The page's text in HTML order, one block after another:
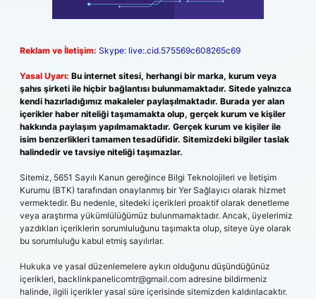
Reklam ve İletişim: Skype: live:.cid.575569c608265c69
Yasal Uyarı: Bu internet sitesi, herhangi bir marka, kurum veya
şahıs şirketi ile hiçbir bağlantısı bulunmamaktadır. Sitede yalnızca
kendi hazırladığımız makaleler paylaşılmaktadır. Burada yer alan
içerikler haber niteliği taşımamakta olup, gerçek kurum ve kişiler
hakkında paylaşım yapılmamaktadır. Gerçek kurum ve kişiler ile
isim benzerlikleri tamamen tesadüfidir. Sitemizdeki bilgiler taslak
halindedir ve tavsiye niteliği taşımazlar.
Sitemiz, 5651 Sayılı Kanun gereğince Bilgi Teknolojileri ve İletişim
Kurumu (BTK) tarafından onaylanmış bir Yer Sağlayıcı olarak hizmet
vermektedir. Bu nedenle, sitedeki içerikleri proaktif olarak denetleme
veya araştırma yükümlülüğümüz bulunmamaktadır. Ancak, üyelerimiz
yazdıkları içeriklerin sorumluluğunu taşımakta olup, siteye üye olarak
bu sorumluluğu kabul etmiş sayılırlar.
Hukuka ve yasal düzenlemelere aykırı olduğunu düşündüğünüz
içerikleri, backlinkpanelicomtr@gmail.com adresine bildirmeniz
halinde, ilgili içerikler yasal süre içerisinde sitemizden kaldırılacaktır.